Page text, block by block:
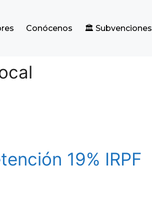
Conócenos 🏛️ Subvenciones
19% IRPF